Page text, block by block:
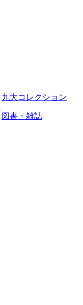
九大コレクション
図書・雑誌